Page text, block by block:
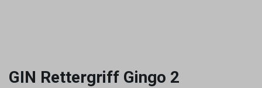
GIN Rettergriff Gingo 2